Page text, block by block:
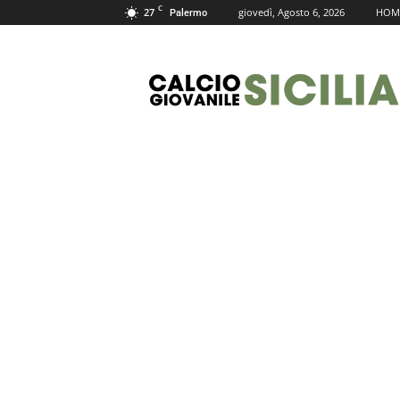
27 C Palermo giovedì, Agosto 6, 2026
Giovanile
Sicilia